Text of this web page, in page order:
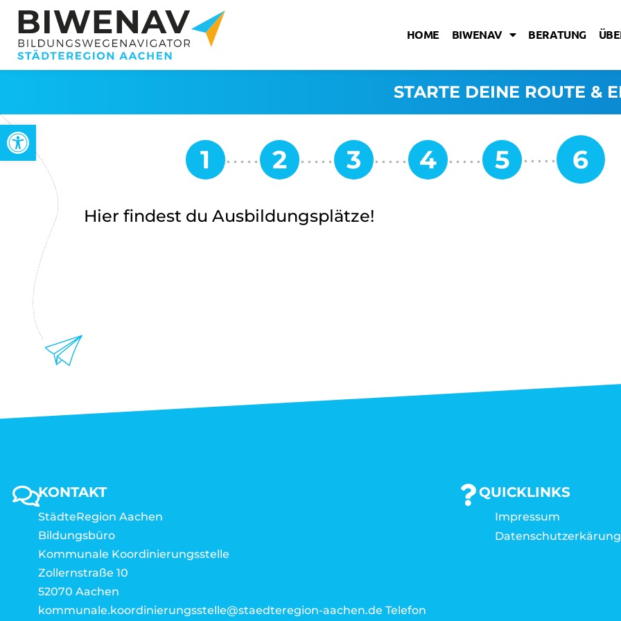
Werkzeugleiste öffnen
HOME BIWENAV BERATUNG
STARTE DEINE ROUTE &
Hier findest du Ausbildungsplätze!
KONTAKT
StädteRegion Aachen
Bildungsbüro
Kommunale Koordinierungsstelle
Zollernstraße 10
52070 Aachen
kommunale.koordinierungsstelle@staedteregion-aachen.de Telefon
QUICKLINKS
Impressum
Datenschutzerkärung